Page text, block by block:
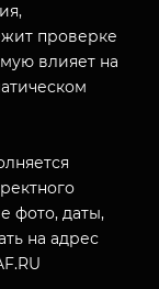
проверке
влияет на
фото, даты,
на адрес